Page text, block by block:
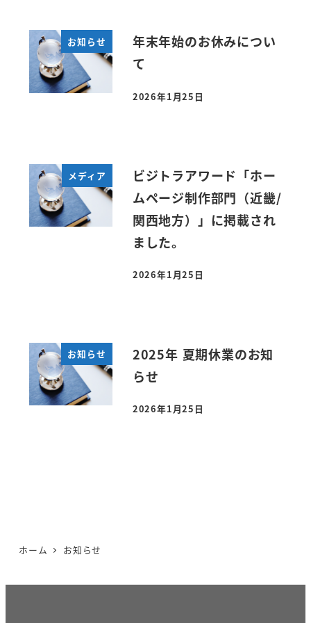
お知らせ
年末年始のお休みについ
て
投稿日
2026年1月25日
メディア
ビジトラアワード「ホー
ムページ制作部門（近畿/
関西地方）」に掲載され
ました。
投稿日
2026年1月25日
お知らせ
2025年 夏期休業のお知
らせ
投稿日
2026年1月25日
ホーム お知らせ